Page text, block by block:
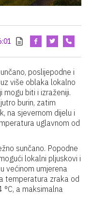
poslijepodne i
više oblaka lokalno
mogu biti i izraženiji.
burin, zatim
na sjevernom dijelu i
uglavnom od
sunčano. Popodne
lokalni pljuskovi i
većinom umjerena
temperatura zraka od
a maksimalna